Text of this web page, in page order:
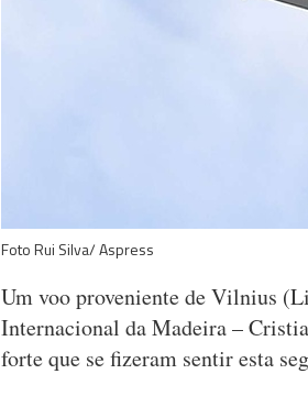
Foto Rui Silva/ Aspress
Um voo proveniente de Vilnius
Internacional da Madeira –
forte que se fizeram sentir esta